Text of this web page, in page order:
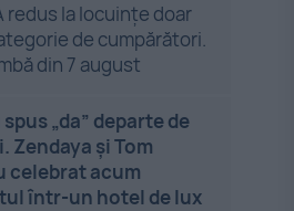
redus la locuințe doar
de cumpărători.
din 7 august
spus „da” departe de
Zendaya și Tom
celebrat acum
într-un hotel de lux